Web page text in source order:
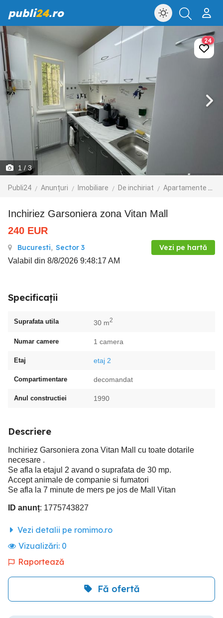
publi24.ro
1 / 3
Publi24 Anunțuri Imobiliare De inchiriat Apartamente de inchiriat
24
Inchiriez Garsoniera zona Vitan Mall
240 EUR
Bucuresti, Sector 3 Vezi pe hartă
Valabil din 8/8/2026 9:48:17 AM
Specificații
Suprafata utila 30 m2
Numar camere 1 camera
Etaj etaj 2
Compartimentare decomandat
Anul constructiei 1990
Descriere
Inchiriez Garsoniera zona Vitan Mall cu toate dotarile
necesare .
Se afla la etajul 2 avand o suprafata de 30 mp.
Accept animale de companie si fumatori
Se afla la 7 minute de mers pe jos de Mall Vitan
ID anunț: 1775743827
Vezi detalii pe romimo.ro
Vizualizări: 0
Raportează
Fă ofertă